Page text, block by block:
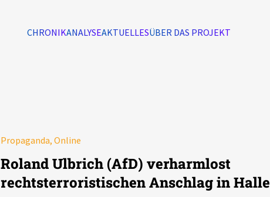
CHRONIKANALYSEAKTUELLESÜBER DAS PROJEKT
Propaganda, Online
Roland Ulbrich (AfD) verharmlost
rechtsterroristischen Anschlag in Halle